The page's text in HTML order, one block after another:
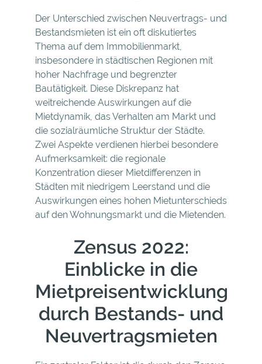
Der Unterschied zwischen Neuvertrags- und
Bestandsmieten ist ein oft diskutiertes
Thema auf dem Immobilienmarkt,
insbesondere in städtischen Regionen mit
hoher Nachfrage und begrenzter
Bautätigkeit. Diese Diskrepanz hat
weitreichende Auswirkungen auf die
Mietdynamik, das Verhalten am Markt und
die sozialräumliche Struktur der Städte.
Zwei Aspekte verdienen hierbei besondere
Aufmerksamkeit: die regionale
Konzentration dieser Mietdifferenzen in
Städten mit niedrigem Leerstand und die
Auswirkungen eines hohen Mietunterschieds
auf den Wohnungsmarkt und die Mietenden.
Zensus 2022:
Einblicke in die
Mietpreisentwicklung
durch Bestands- und
Neuvertragsmieten